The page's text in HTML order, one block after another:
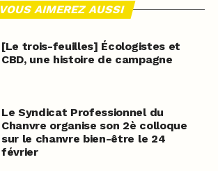
VOUS AIMEREZ AUSSI
[Le trois-feuilles] Écologistes et
CBD, une histoire de campagne
Le Syndicat Professionnel du
Chanvre organise son 2è colloque
sur le chanvre bien-être le 24
février